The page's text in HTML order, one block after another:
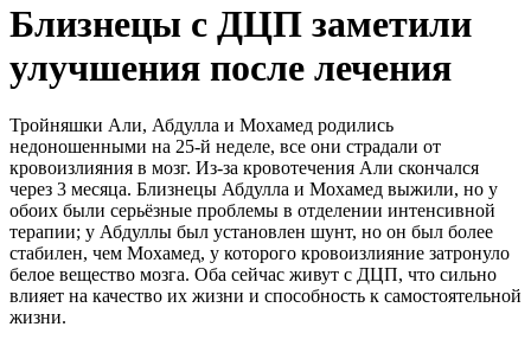
Близнецы с ДЦП заметили
улучшения после лечения
Тройняшки Али, Абдулла и Мохамед родились
недоношенными на 25-й неделе, все они страдали от
кровоизлияния в мозг. Из-за кровотечения Али скончался
через 3 месяца. Близнецы Абдулла и Мохамед выжили, но у
обоих были серьёзные проблемы в отделении интенсивной
терапии; у Абдуллы был установлен шунт, но он был более
стабилен, чем Мохамед, у которого кровоизлияние затронуло
белое вещество мозга. Оба сейчас живут с ДЦП, что сильно
влияет на качество их жизни и способность к самостоятельной
жизни.